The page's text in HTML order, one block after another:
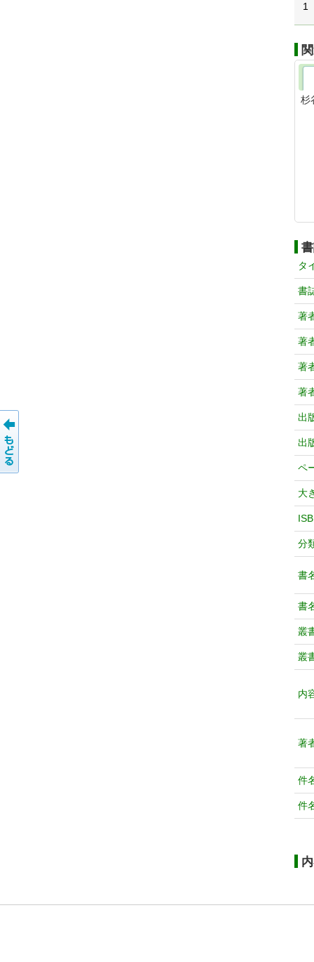
1
杉
タ
書
著
著
著
著
出
出
ペ
大
分
書
書
叢
叢
内
著
件
件